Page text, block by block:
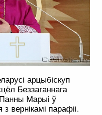
арцыбіскуп
Беззаганнага
Марыі ў
вернікамі парафіі.